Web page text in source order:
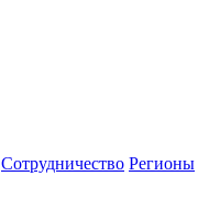
Сотрудничество Регионы